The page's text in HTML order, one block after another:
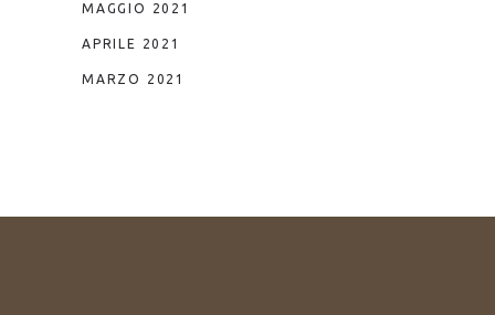
MAGGIO 2021
APRILE 2021
MARZO 2021